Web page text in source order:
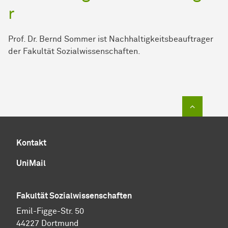
r
Prof. Dr. Bernd Sommer ist Nachhaltigkeitsbeauftrager
der Fakultät Sozial­wissen­schaften
Kontakt
UniMail
FakultätSozial­wissen­schaften
Emil-Figge-Str. 50
44227 Dortmund